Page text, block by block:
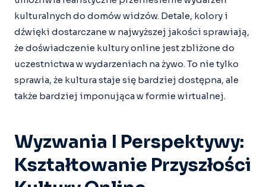
kulturalnych do domów widzów. Detale, kolory i
dźwięki dostarczane w najwyższej jakości sprawiają,
że doświadczenie kultury online jest zbliżone do
uczestnictwa w wydarzeniach na żywo. To nie tylko
sprawia, że kultura staje się bardziej dostępna, ale
także bardziej imponująca w formie wirtualnej.
Wyzwania I Perspektywy:
Kształtowanie Przyszłości